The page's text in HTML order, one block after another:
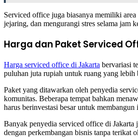
Serviced office juga biasanya memiliki
jejaring, dan mengurangi stres selama jam
Harga dan Paket Serviced
Harga serviced office di Jakarta bervariasi
puluhan juta rupiah untuk ruang yang lebih
Paket yang ditawarkan oleh penyedia
komunitas. Beberapa tempat bahkan
harus berinvestasi besar untuk
Banyak penyedia serviced office di Jakarta
dengan perkembangan bisnis tanpa terikat